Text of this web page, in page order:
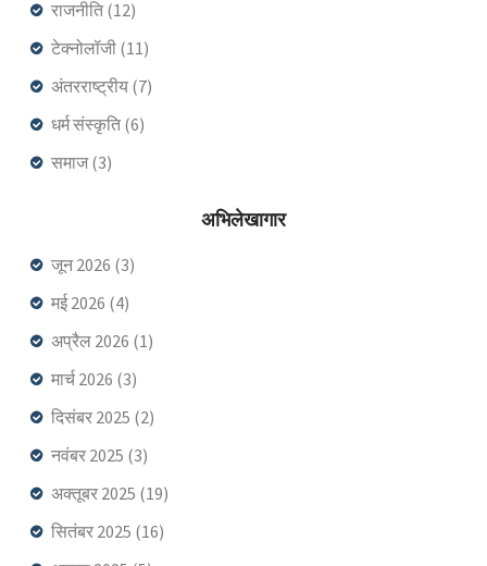
राजनीति (12)
टेक्नोलॉजी (11)
अंतरराष्ट्रीय (7)
धर्म संस्कृति (6)
समाज(3)
अभिलेखागार
जून 2026 (3)
मई 2026 (4)
अप्रैल 2026 (1)
मार्च 2026 (3)
दिसंबर 2025 (2)
नवंबर 2025 (3)
अक्तूबर 2025 (19)
सितंबर 2025 (16)